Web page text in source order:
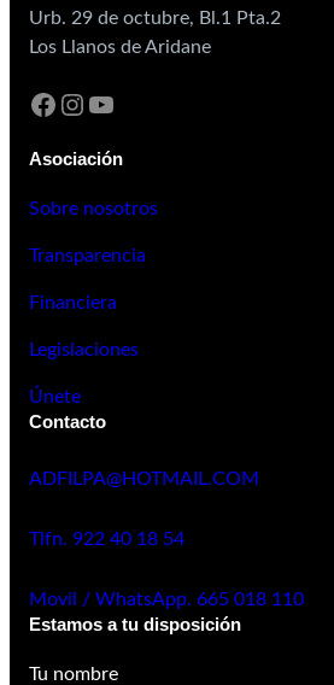
Urb. 29 de octubre, Bl.1 Pta.2
Los Llanos de Aridane
Facebook Instagram YouTube
Asociación
Sobre nosotros
Transparencia
Financiera
Legislaciones
Únete
Contacto
ADFILPA@HOTMAIL.COM
Tlfn. 922 40 18 54
Movil / WhatsApp. 665 018 110
Estamos a tu disposición
Tu nombre